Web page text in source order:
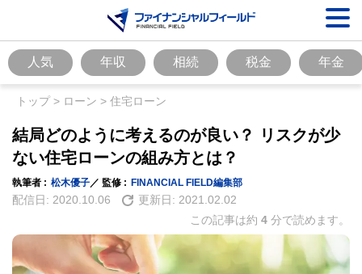
人気 年収 相続 税金 年金
トップ> ローン > 住宅ローン
結局どのように考えるのが良い？ リスクが少
ない住宅ローンの組み方とは？
執筆者 : 松木優子 ／ 監修 : FINANCIAL FIELD編集部
配信日: 2020.10.06 更新日: 2021.02.02
この記事は約 4 分で読めます。